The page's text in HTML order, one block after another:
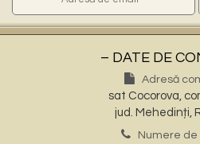
– DATE DE
Adresă
sat Cocorova,
jud. Mehedinți,
Numere de